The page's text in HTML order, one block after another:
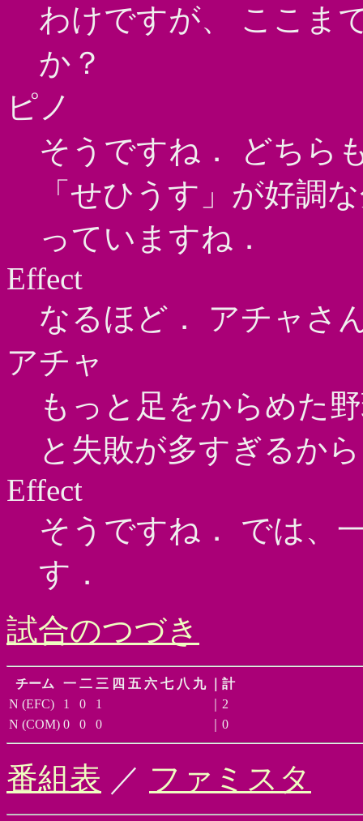
わけですが、 ここま
か？
ピノ
そうですね． どちら
「せひうす」が好調
っていますね．
Effect
なるほど． アチャさ
アチャ
もっと足をからめた
と失敗が多すぎるか
Effect
そうですね． では、
す．
試合のつづき
チーム 一 二 三 四 五 六 七 八 九
｜計
N (EFC)
1 0 1
｜2
N (COM) 0 0 0 ｜0
番組表 ／ ファミスタ